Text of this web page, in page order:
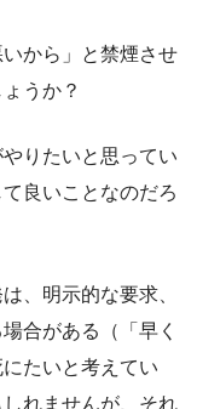
から」と禁煙させ
しょうか？
りたいと思ってい
良いことなのだろ
、明示的な要求、
合がある（「早く
たいと考えてい
れませんが、それ